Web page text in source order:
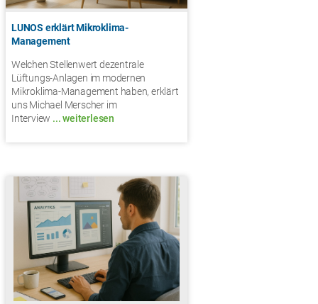
LUNOS erklärt Mikroklima-
Management
Welchen Stellenwert dezentrale
Lüftungs-Anlagen im modernen
Mikroklima-Management haben, erklärt
uns Michael Merscher im
Interview ... weiterlesen